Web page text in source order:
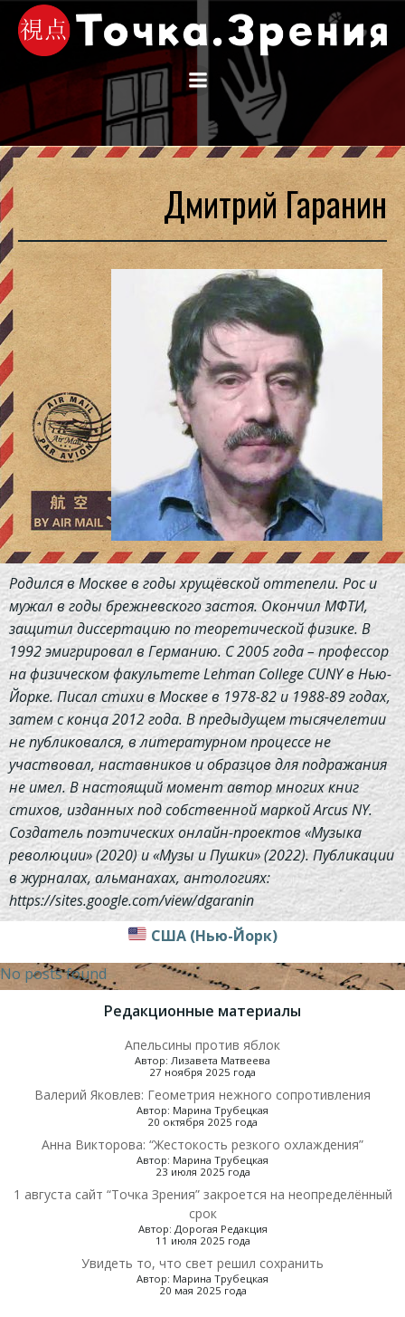
Перейти
к
содержимому
Дмитрий Гаранин
Родился в Москве в годы хрущёвской оттепели. Рос и
мужал в годы брежневского застоя. Окончил МФТИ,
защитил диссертацию по теоретической физике. В
1992 эмигрировал в Германию. С 2005 года – профессор
на физическом факультете Lehman College CUNY в Нью-
Йорке. Писал стихи в Москве в 1978-82 и 1988-89 годах,
затем с конца 2012 года. В предыдущем тысячелетии
не публиковался, в литературном процессе не
участвовал, наставников и образцов для подражания
не имел. В настоящий момент автор многих книг
стихов, изданных под собственной маркой Arcus NY.
Создатель поэтических онлайн-проектов «Музыка
революции» (2020) и «Музы и Пушки» (2022). Публикации
в журналах, альманахах, антологиях:
https://sites.google.com/view/dgaranin
США (Нью-Йорк)
No posts found
Редакционные материалы
Апельсины против яблок
Автор: Лизавета Матвеева
27 ноября 2025 года
Валерий Яковлев: Геометрия нежного сопротивления
Автор: Марина Трубецкая
20 октября 2025 года
Анна Викторова: “Жестокость резкого охлаждения”
Автор: Марина Трубецкая
23 июля 2025 года
1 августа сайт “Точка Зрения” закроется на неопределённый
срок
Автор: Дорогая Редакция
11 июля 2025 года
Увидеть то, что свет решил сохранить
Автор: Марина Трубецкая
20 мая 2025 года